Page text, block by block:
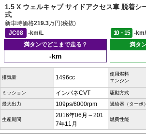
1.5 X ウェルキャブ サイドアクセス車 脱着シ
式
新車時価格219.3万円(税抜)
JC08
-km/L 10・15
-
満タンでどこまで走る？
-km
満タ
排気量 1496cc
使用燃料
エンジン
ミッション インパネCVT 駆動方式
最大出力 109ps/6000rpm 過給器（ターボ）
生産期間
2016年06月～201
7年11月
燃費性能